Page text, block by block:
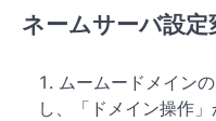
ネームサーバ設定
ムームードメイン
し、「ドメイン操作